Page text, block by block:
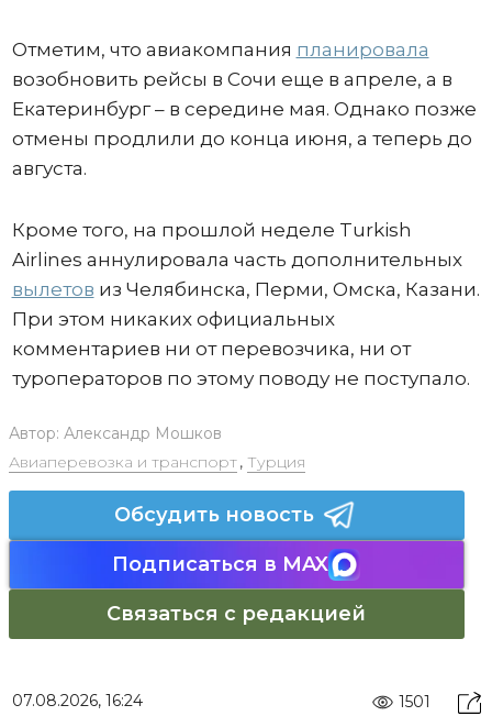
Отметим, что авиакомпания планировала
возобновить рейсы в Сочи еще в апреле, а в
Екатеринбург – в середине мая. Однако позже
отмены продлили до конца июня, а теперь до
августа.
Кроме того, на прошлой неделе Turkish
Airlines аннулировала часть дополнительных
вылетов из Челябинска, Перми, Омска, Казани.
При этом никаких официальных
комментариев ни от перевозчика, ни от
туроператоров по этому поводу не поступало.
Автор: Александр Мошков
Авиаперевозка и транспорт, Турция
Обсудить новость
Подписаться в MAX
Связаться с редакцией
07.08.2026, 16:24 1501